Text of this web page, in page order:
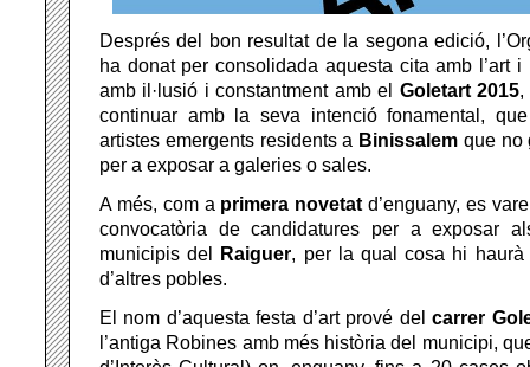
Després del bon resultat de la segona edició,
ha donat per consolidada aquesta cita amb l’art
amb il·lusió i constantment amb el Goletart 2015,
continuar amb la seva intenció fonamental,
artistes emergents residents a Binissalem que no
per a exposar a galeries o sales.
A més, com a primera novetat d’enguany, es
convocatòria de candidatures per a exposar
municipis del
Raiguer, per la qual cosa hi haurà
d’altres pobles.
El nom d’aquesta festa d’art prové delcarrer
l’antiga Robines amb més història del municipi,